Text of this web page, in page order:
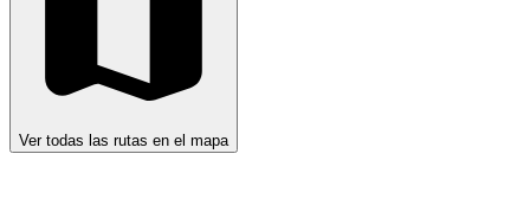
Ver todas las rutas en el mapa